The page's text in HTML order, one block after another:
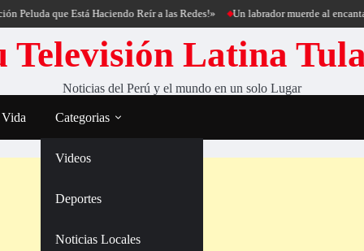
que Está Haciendo Reír a las Redes!» Un labrador muerde al encantador
Televisión Latina
Noticias del Perú y el mundo en un solo Lugar
Categorias
Videos
Deportes
Noticias Locales